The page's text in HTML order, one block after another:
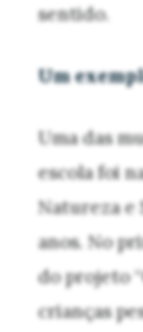
sentido.
Um
Uma das
escola foi
Natureza e
anos. No
do projeto
crianças